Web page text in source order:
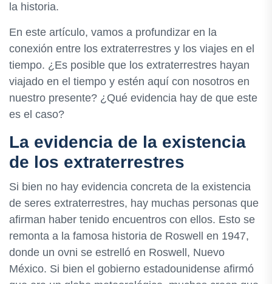
la historia.
En este artículo, vamos a profundizar en la
conexión entre los extraterrestres y los viajes en el
tiempo. ¿Es posible que los extraterrestres hayan
viajado en el tiempo y estén aquí con nosotros en
nuestro presente? ¿Qué evidencia hay de que este
es el caso?
La evidencia de la existencia
de los extraterrestres
Si bien no hay evidencia concreta de la existencia
de seres extraterrestres, hay muchas personas que
afirman haber tenido encuentros con ellos. Esto se
remonta a la famosa historia de Roswell en 1947,
donde un ovni se estrelló en Roswell, Nuevo
México. Si bien el gobierno estadounidense afirmó